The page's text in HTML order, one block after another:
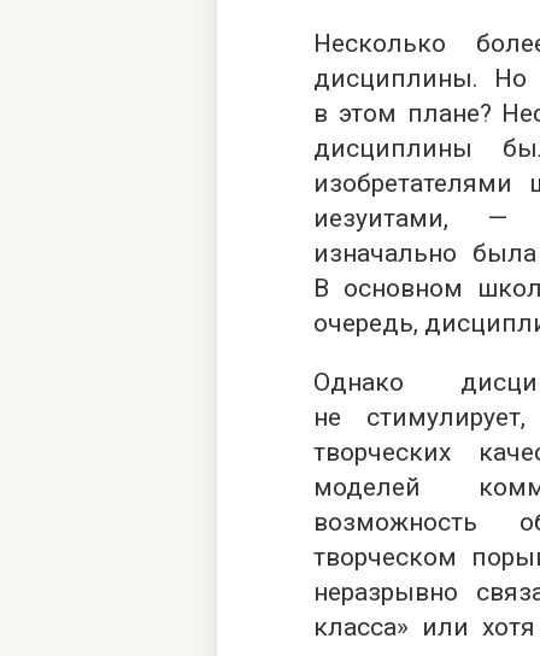
Несколько
дисциплины. Но
в этом плане?
дисциплины
иезуитами, —
изначально
В основном
очередь,
Однако
не
творческих
моделей
возможность
творческом
неразрывно
класса» или